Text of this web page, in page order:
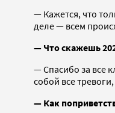
— Кажется, что
деле — всем
— Что скажешь
— Спасибо за все
собой все
— Как